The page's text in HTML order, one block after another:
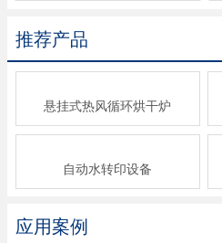
推荐产品
悬挂式热风循环烘干炉
自动水转印设备
应用案例